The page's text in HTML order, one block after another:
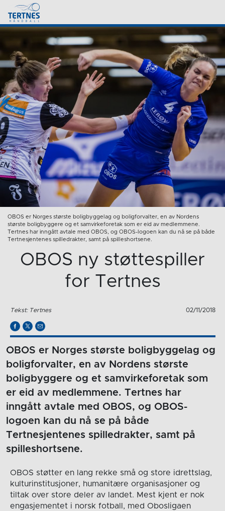
OBOS er Norges største boligbyggelag og boligforvalter, en av Nordens
største boligbyggere og et samvirkeforetak som er eid av medlemmene.
Tertnes har inngått avtale med OBOS, og OBOS-logoen kan du nå se på både
Tertnesjentenes spilledrakter, samt på spilleshortsene.
OBOS ny støttespiller
for Tertnes
Tekst: Tertnes 02/11/2018
OBOS er Norges største boligbyggelag og
boligforvalter, en av Nordens største
boligbyggere og et samvirkeforetak som
er eid av medlemmene. Tertnes har
inngått avtale med OBOS, og OBOS-
logoen kan du nå se på både
Tertnesjentenes spilledrakter, samt på
spilleshortsene.
OBOS støtter en lang rekke små og store idrettslag,
kulturinstitusjoner, humanitære organisasjoner og
tiltak over store deler av landet. Mest kjent er nok
engasjementet i norsk fotball, med Obosligaen